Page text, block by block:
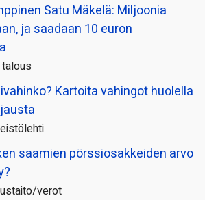
Satu Mäkelä: Miljoonia
ja saadaan 10 euron
talous
Kartoita vahingot huolella
saamien pörssi­osakkeiden arvo
verot